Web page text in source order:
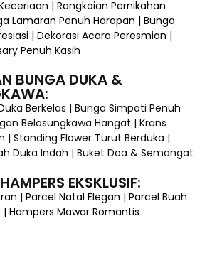
| Rangkaian Pernikahan
Lamaran Penuh Harapan | Bunga
| Dekorasi Acara Peresmian |
Penuh Kasih
BUNGA DUKA &
Berkelas | Bunga Simpati Penuh
Belasungkawa Hangat | Krans
| Standing Flower Turut Berduka |
Duka Indah | Buket Doa & Semangat
EKSKLUSIF:
| Parcel Natal Elegan | Parcel Buah
Hampers Mawar Romantis